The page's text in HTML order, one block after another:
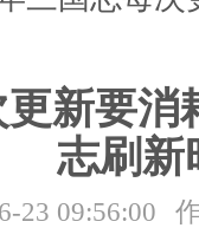
新要消
志刷新
23 09:56:00